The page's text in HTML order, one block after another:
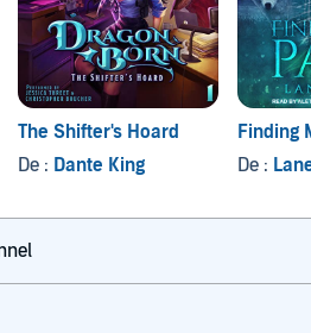
The Shifter's Hoard
De : Dante King
Finding
De :